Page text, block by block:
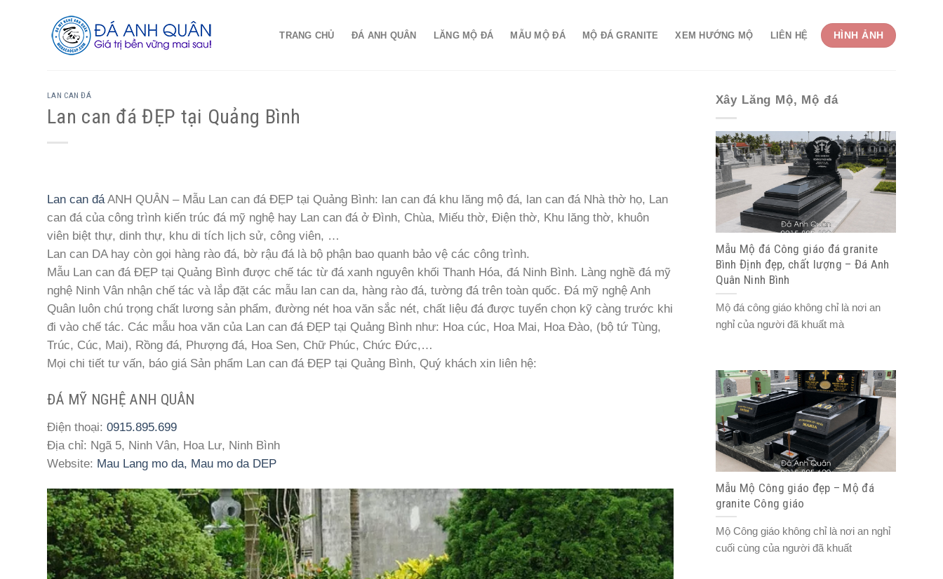
TRANG CHỦ ĐÁ ANH QUÂN LĂNG MỘ ĐÁ MẪU MỘ ĐÁ MỘ ĐÁ GRANITE XEM HƯỚNG MỘ LIÊN HỆ HÌNH ẢNH
LAN CAN ĐÁ
Lan can đá ĐẸP tại Quảng Bình
Lan can đáANH QUÂN – Mẫu Lan can đá ĐẸP tại Quảng Bình: lan can đá khu lăng mộ đá, lan can đá Nhà thờ họ, Lan
can đá của công trình kiến trúc đá mỹ nghệ hay Lan can đá ở Đình, Chùa, Miếu thờ, Điện thờ, Khu lăng thờ, khuôn
viên biệt thự, dinh thự, khu di tích lịch sử, công viên, …
Lan can DA hay còn gọi hàng rào đá, bờ rậu đá là bộ phận bao quanh bảo vệ các công trình.
Mẫu Lan can đá ĐẸP tại Quảng Bình được chế tác từ đá xanh nguyên khối Thanh Hóa, đá Ninh Bình. Làng nghề đá mỹ
nghệ Ninh Vân nhận chế tác và lắp đặt các mẫu lan can da, hàng rào đá, tường đá trên toàn quốc. Đá mỹ nghệ Anh
Quân luôn chú trọng chất lương sản phẩm, đường nét hoa văn sắc nét, chất liệu đá được tuyển chọn kỹ càng trước khi
đi vào chế tác. Các mẫu hoa văn của Lan can đá ĐẸP tại Quảng Bình như: Hoa cúc, Hoa Mai, Hoa Đào, (bộ tứ Tùng,
Trúc, Cúc, Mai), Rồng đá, Phượng đá, Hoa Sen, Chữ Phúc, Chức Đức,…
Mọi chi tiết tư vấn, báo giá Sản phẩm Lan can đá ĐẸP tại Quảng Bình, Quý khách xin liên hệ:
ĐÁ MỸ NGHỆ ANH QUÂN
Điện thoại: 0915.895.699
Địa chỉ: Ngã 5, Ninh Vân, Hoa Lư, Ninh Bình
Website: Mau Lang mo da, Mau mo da DEP
Xây Lăng Mộ, Mộ đá
Mẫu Mộ đá Công giáo đá granite
Bình Định đẹp, chất lượng – Đá Anh
Quân Ninh Bình
Mộ đá công giáo không chỉ là nơi an
nghỉ của người đã khuất mà
Mẫu Mộ Công giáo đẹp – Mộ đá
granite Công giáo
Mộ Công giáo không chỉ là nơi an nghỉ
cuối cùng của người đã khuất